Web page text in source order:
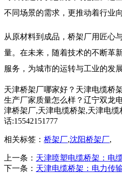
不同场景的需求，更推动着行业
从原材料到成品，桥架厂用匠心
量。在未来，随着技术的不断革
服务，为城市的运转与工业的发
天津桥架厂哪家好？天津电缆桥
生产厂家质量怎么样？辽宁双龙
津桥架厂,天津电缆桥架,天津电
话:15542151777
相关标签： 桥架厂,沈阳桥架厂,
上一条： 天津喷塑电缆桥架：电
下一条： 天津电缆桥架：电力传